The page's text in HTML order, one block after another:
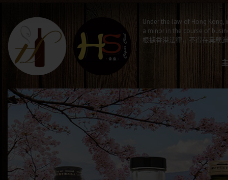
Under the law of Hong
a minor in the course of
根據香港法律，不得在業務